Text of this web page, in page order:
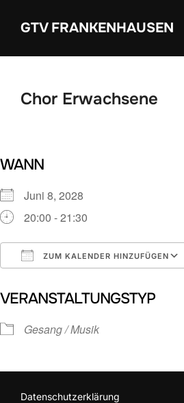
InhaltGTV FRANKENHAUSEN
Chor Erwachsene
WANN
Juni 8, 2028
20:00 - 21:30
ZUM KALENDER HINZUFÜGEN
VERANSTALTUNGSTYP
Gesang / Musik
Datenschutzerklärung